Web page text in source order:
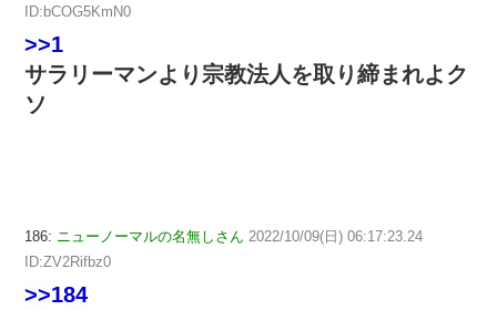
ID:bCOG5KmN0
>>1
サラリーマンより宗教法人を取り締まれよク
ソ
186: ニューノーマルの名無しさん 2022/10/09(日) 06:17:23.24
ID:ZV2Rifbz0
>>184